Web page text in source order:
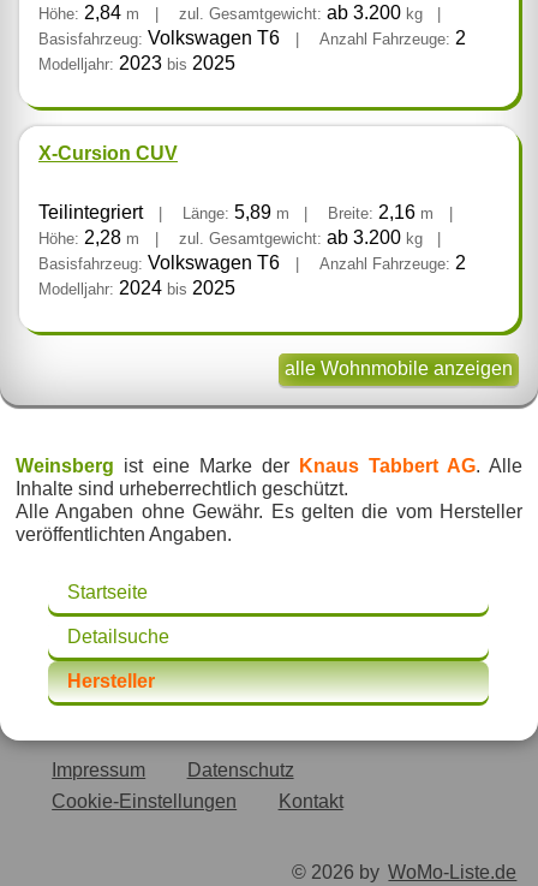
Höhe: 2,84 m | zul. Gesamtgewicht: ab 3.200 kg
|
Basisfahrzeug: Volkswagen T6 | Anzahl Fahrzeuge: 2
Modelljahr: 2023 bis 2025
X-Cursion CUV
Teilintegriert | Länge: 5,89 m | Breite: 2,16 m
|
Höhe: 2,28 m zul. Gesamtgewicht: ab 3.200 kg
Basisfahrzeug: Volkswagen T6 Anzahl Fahrzeuge: 2
Modelljahr: 2024 bis 2025
alle Wohnmobile anzeigen
Weinsberg ist eine Marke der Knaus Tabbert AG. Alle
Inhalte sind urheberrechtlich geschützt.
Alle Angaben ohne Gewähr. Es gelten die vom Hersteller
veröffentlichten Angaben.
Startseite
Detailsuche
Hersteller
Impressum
Datenschutz
Cookie-Einstellungen
Kontakt
© 2026 by WoMo-Liste.de